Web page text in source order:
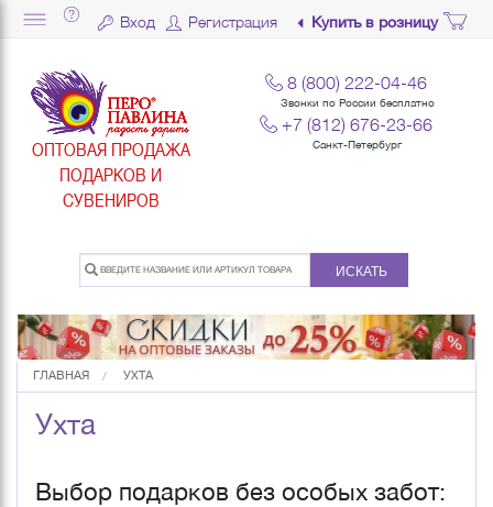
Вход Регистрация Купить в розницу
ОПТОВАЯ ПРОДАЖА
ПОДАРКОВ И
СУВЕНИРОВ
8 (800) 222-04-46
Звонки по России бесплатно
+7 (812) 676-23-66
Санкт-Петербург
ИСКАТЬ
ГЛАВНАЯ УХТА
Ухта
Выбор подарков без особых забот: